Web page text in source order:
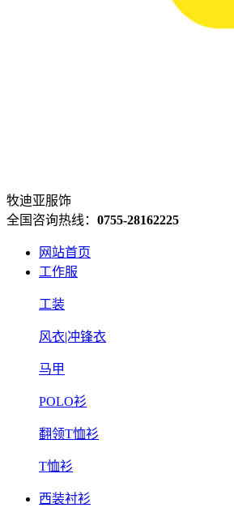
牧迪亚服饰
全国咨询热线： 0755-28162225
网站首页
工作服
工装
风衣|冲锋衣
马甲
POLO衫
翻领T恤衫
T恤衫
西装衬衫